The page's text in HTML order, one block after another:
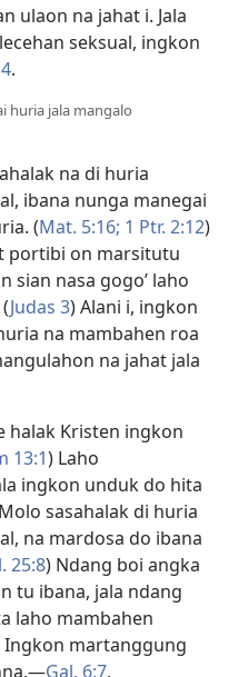
ulaon na jahat i. Jala
seksual, ingkon
.
huria jala mangalo
na di huria
ibana nunga manegai
(Mat. 5:16; 1 Ptr. 2:12)
portibi on marsitutu
sian nasa gogo’ laho
Judas 3) Alani i, ingkon
na mambahen roa
na jahat jala
halak Kristen ingkon
13:1) Laho
ingkon unduk do hita
sasahalak di huria
na mardosa do ibana
25:8) Ndang boi angka
tu ibana, jala ndang
laho mambahen
Ingkon martanggung
Gal. 6:7.